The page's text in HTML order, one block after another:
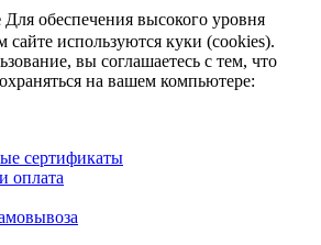
Для обеспечения высокого уровня
сайте используются куки (cookies).
вы соглашаетесь с тем, что
на вашем компьютере:
сертификаты
оплата